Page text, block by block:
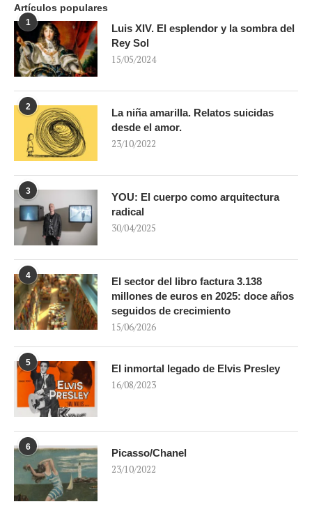
Artículos populares
1
Luis XIV. El esplendor y la sombra del
Rey Sol
15/05/2024
2
La niña amarilla. Relatos suicidas
desde el amor.
23/10/2022
3
YOU: El cuerpo como arquitectura
radical
30/04/2025
4
El sector del libro factura 3.138
millones de euros en 2025: doce años
seguidos de crecimiento
15/06/2026
5
El inmortal legado de Elvis Presley
16/08/2023
6
Picasso/Chanel
23/10/2022